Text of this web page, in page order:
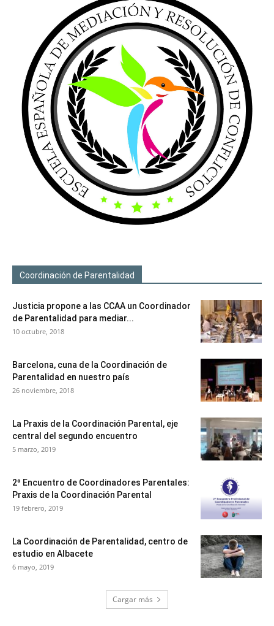
Coordinación de Parentalidad
Justicia propone a las CCAA un Coordinador
de Parentalidad para mediar...
10 octubre, 2018
Barcelona, cuna de la Coordinación de
Parentalidad en nuestro país
26 noviembre, 2018
La Praxis de la Coordinación Parental, eje
central del segundo encuentro
5 marzo, 2019
2º Encuentro de Coordinadores Parentales:
Praxis de la Coordinación Parental
19 febrero, 2019
La Coordinación de Parentalidad, centro de
estudio en Albacete
6 mayo, 2019
Cargar más